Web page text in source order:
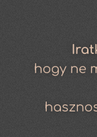
hogy ne